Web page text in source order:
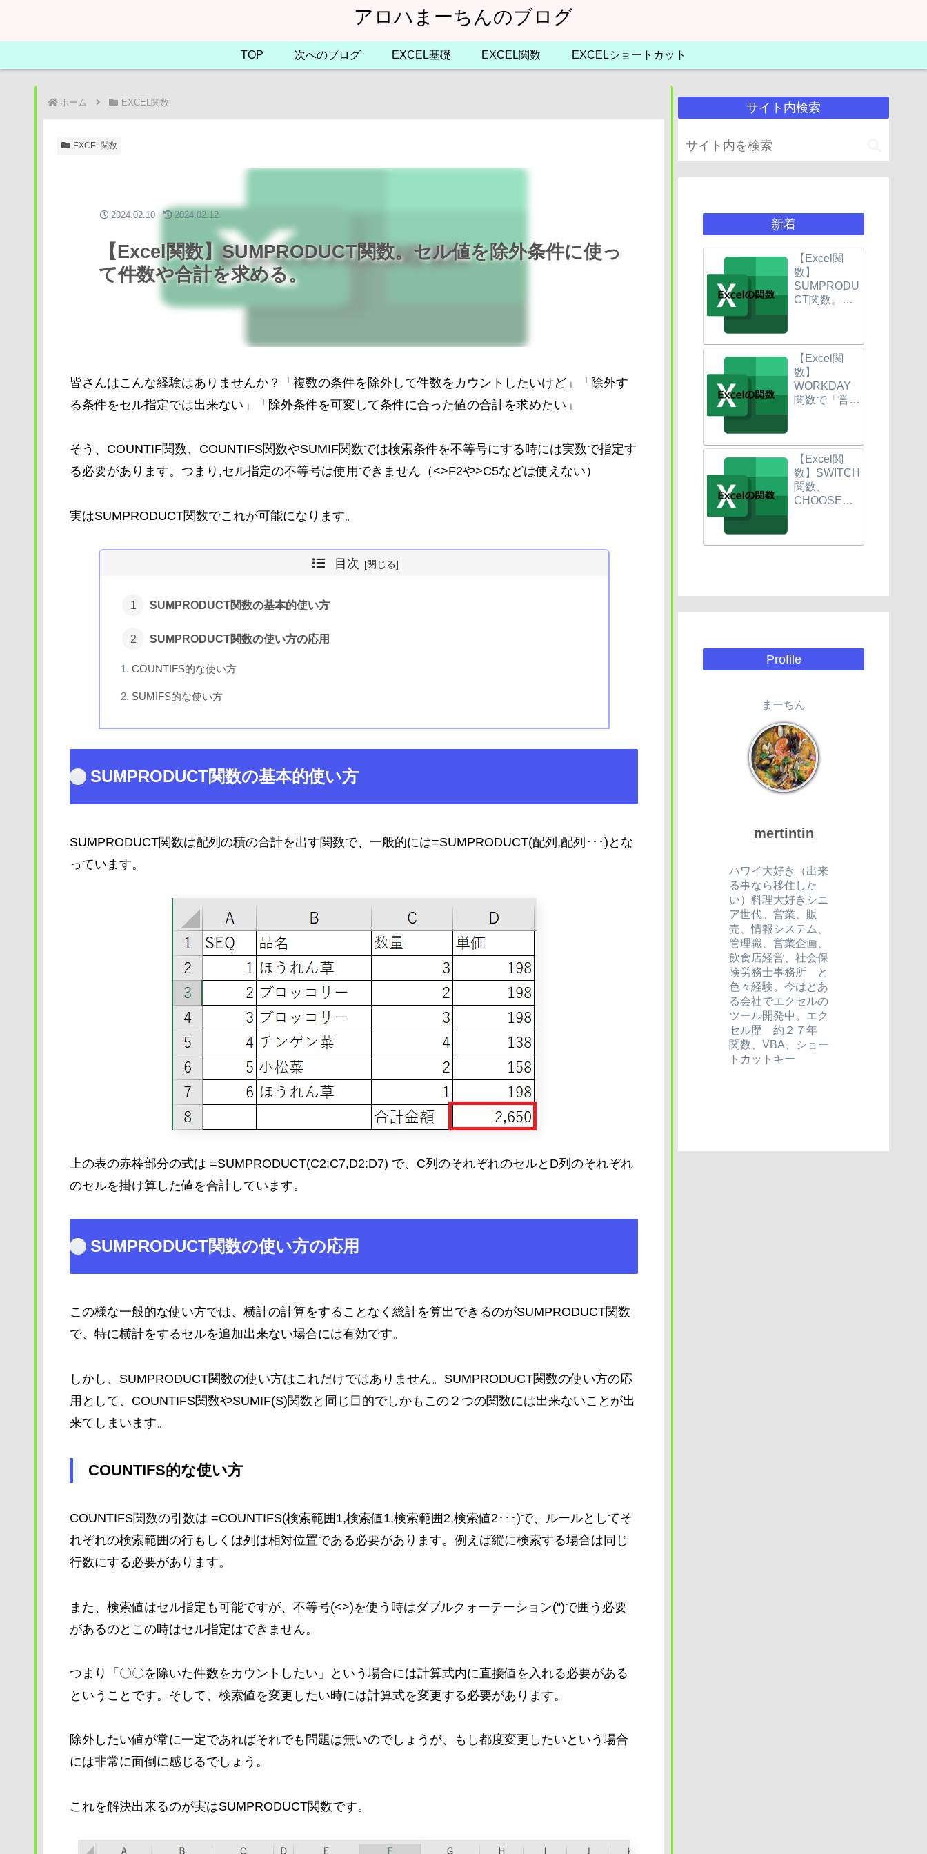
アロハまーちんのブログ
TOP 次へのブログ EXCEL基礎 EXCEL関数 EXCELショートカット
ホーム EXCEL関数
EXCEL関数
【Excel関数】SUMPRODUCT関数。セル値を除外条件に使っ
て件数や合計を求める。
2024.02.10 2024.02.12
皆さんはこんな経験はありませんか？「複数の条件を除外して件数をカウントしたいけど」「除外す
る条件をセル指定では出来ない」「除外条件を可変して条件に合った値の合計を求めたい」
そう、COUNTIF関数、COUNTIFS関数やSUMIF関数では検索条件を不等号にする時には実数で指定す
る必要があります。つまり,セル指定の不等号は使用できません（<>F2や>C5などは使えない）
実はSUMPRODUCT関数でこれが可能になります。
目次
SUMPRODUCT関数の基本的使い方
SUMPRODUCT関数の使い方の応用
COUNTIFS的な使い方
SUMIFS的な使い方
SUMPRODUCT関数の基本的使い方
SUMPRODUCT関数は配列の積の合計を出す関数で、一般的には=SUMPRODUCT(配列,配列･･･)とな
っています。
上の表の赤枠部分の式は =SUMPRODUCT(C2:C7,D2:D7) で、C列のそれぞれのセルとD列のそれぞれ
のセルを掛け算した値を合計しています。
SUMPRODUCT関数の使い方の応用
この様な一般的な使い方では、横計の計算をすることなく総計を算出できるのがSUMPRODUCT関数
で、特に横計をするセルを追加出来ない場合には有効です。
しかし、SUMPRODUCT関数の使い方はこれだけではありません。SUMPRODUCT関数の使い方の応
用として、COUNTIFS関数やSUMIF(S)関数と同じ目的でしかもこの２つの関数には出来ないことが出
来てしまいます。
COUNTIFS的な使い方
COUNTIFS関数の引数は =COUNTIFS(検索範囲1,検索値1,検索範囲2,検索値2･･･)で、ルールとしてそ
れぞれの検索範囲の行もしくは列は相対位置である必要があります。例えば縦に検索する場合は同じ
行数にする必要があります。
また、検索値はセル指定も可能ですが、不等号(<>)を使う時はダブルクォーテーション(“)で囲う必要
があるのとこの時はセル指定はできません。
つまり「〇〇を除いた件数をカウントしたい」という場合には計算式内に直接値を入れる必要がある
ということです。そして、検索値を変更したい時には計算式を変更する必要があります。
除外したい値が常に一定であればそれでも問題は無いのでしょうが、もし都度変更したいという場合
には非常に面倒に感じるでしょう。
これを解決出来るのが実はSUMPRODUCT関数です。
サイト内検索
新着
【Excel関
数】
SUMPRODU
CT関数。セ
める。
【Excel関
数】
WORKDAY
関数で「営業
【Excel関
数】SWITCH
関数、
CHOOSE関
Profile
まーちん
mertintin
ハワイ大好き（出来
る事なら移住した
い）料理大好きシニ
ア世代。営業、販
売、情報システム、
管理職、営業企画、
飲食店経営、社会保
険労務士事務所 と
色々経験。今はとあ
る会社でエクセルの
ツール開発中。エク
セル歴 約２７年
関数、VBA、ショー
トカットキー